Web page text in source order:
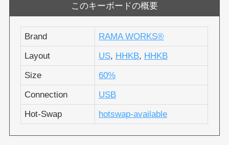
このキーボードの概要
Brand
RAMA WORKS®︎
Layout
US, HHKB, HHKB
Size
60%
Connection
USB
Hot-Swap
hotswap-available